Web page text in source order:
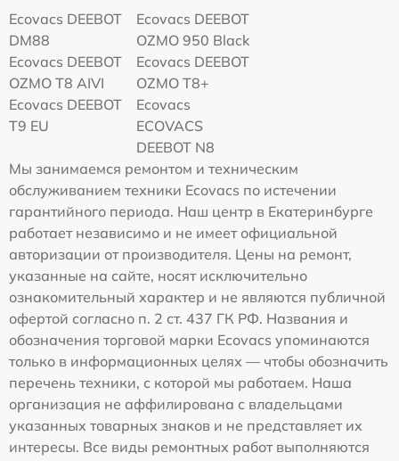
Ecovacs DEEBOT
DM88
Ecovacs DEEBOT
OZMO 950 Black
Ecovacs DEEBOT
OZMO T8 AIVI
Ecovacs DEEBOT
OZMO T8+
Ecovacs DEEBOT
T9 EU
Ecovacs
ECOVACS
DEEBOT N8
Мы занимаемся ремонтом и техническим
обслуживанием техники Ecovacs по истечении
гарантийного периода. Наш центр в Екатеринбурге
работает независимо и не имеет официальной
авторизации от производителя. Цены на ремонт,
указанные на сайте, носят исключительно
ознакомительный характер и не являются публичной
офертой согласно п. 2 ст. 437 ГК РФ. Названия и
обозначения торговой марки Ecovacs упоминаются
только в информационных целях — чтобы обозначить
перечень техники, с которой мы работаем. Наша
организация не аффилирована с владельцами
указанных товарных знаков и не представляет их
интересы. Все виды ремонтных работ выполняются